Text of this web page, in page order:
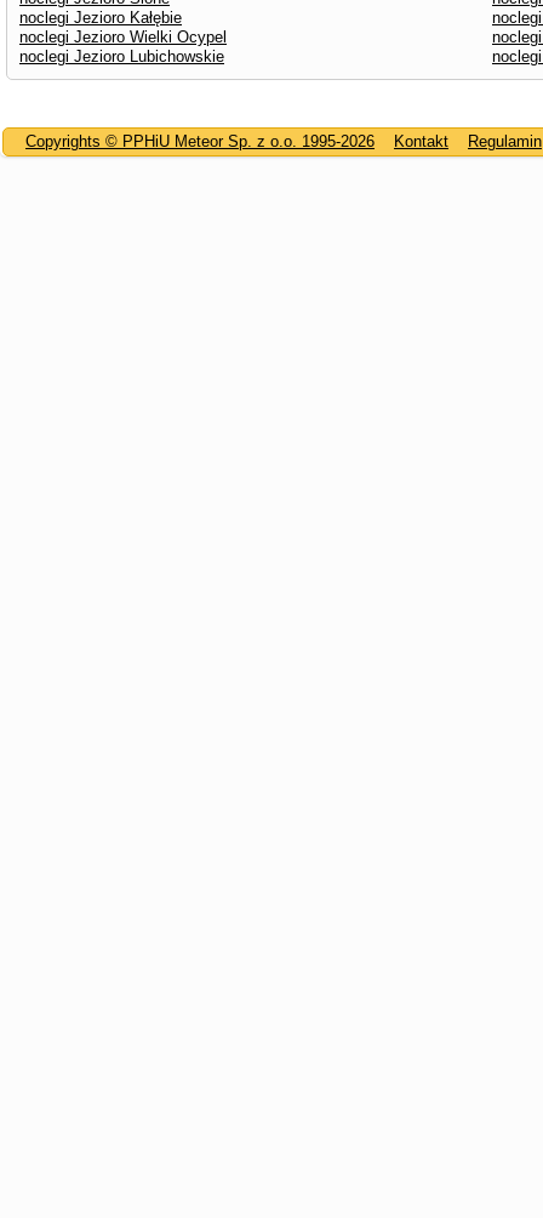
noclegi Jezioro Kałębie
noclegi Jezioro Wielki Ocypel
noclegi Jezioro Lubichowskie
Copyrights © PPHiU Meteor Sp. z o.o. 1995-2026 Kontakt Regulamin